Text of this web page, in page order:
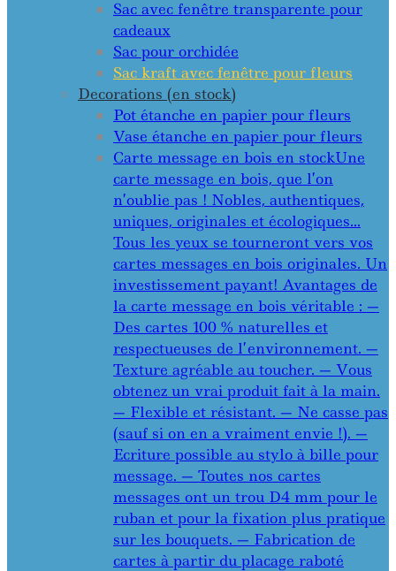
Sac avec fenêtre transparente pour
cadeaux
Sac pour orchidée
Sac kraft avec fenêtre pour fleurs
Decorations (en stock)
Pot étanche en papier pour fleurs
Vase étanche en papier pour fleurs
Carte message en bois en stockUne
carte message en bois, que l’on
n’oublie pas ! Nobles, authentiques,
uniques, originales et écologiques…
Tous les yeux se tourneront vers vos
cartes messages en bois originales. Un
investissement payant! Avantages de
la carte message en bois véritable : —
Des cartes 100 % naturelles et
respectueuses de l’environnement. —
Texture agréable au toucher. — Vous
obtenez un vrai produit fait à la main.
— Flexible et résistant. — Ne casse pas
(sauf si on en a vraiment envie !). —
Ecriture possible au stylo à bille pour
message. — Toutes nos cartes
messages ont un trou D4 mm pour le
ruban et pour la fixation plus pratique
sur les bouquets. — Fabrication de
cartes à partir du placage raboté